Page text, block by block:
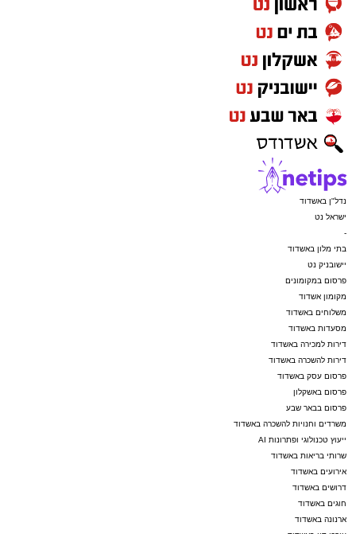
נדל"ן באשדוד
ישראל נט
-
בתי מלון באשדוד
יישובניק נט
פרסום במקומונים
מקומון אשדוד
משלוחים באשדוד
מסעדות באשדוד
דירות למכירה באשדוד
דירות להשכרה באשדוד
פרסום עסק באשדוד
פרסום באשקלון
פרסום בבאר שבע
משרדים וחנויות להשכרה באשדוד
ייעוץ טכנולוגי ופתרונות AI
שרותי בריאות באשדוד
אירועים באשדוד
דרושים באשדוד
חוגים באשדוד
ארנונה באשדוד